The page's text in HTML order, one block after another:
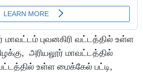
மாவட்டம் புவனகிரி வட்டத்தில் உள்ள
அரியலூர் மாவட்டத்தில்
உள்ள மைக்கேல் பட்டி,